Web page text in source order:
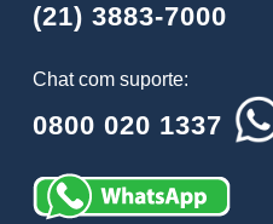
(21) 3883-7000
Chat com suporte:
0800 020 1337